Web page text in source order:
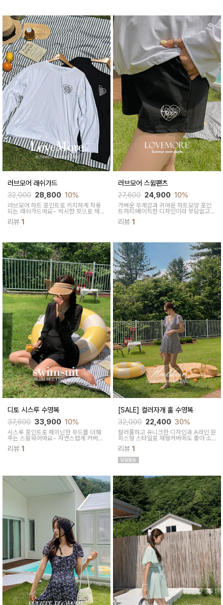
러브모어 래쉬가드
32,000 28,800 10%
러브모어 하트 포인트로 키치하게 착용
되는 래쉬가드예요~ 박시한 핏으로 체형
커버가 자연스러워요
리뷰 1
러브모어 스윔팬츠
27,600 24,900 10%
가벼운 무게감과 귀여운 하트모양 포인
트까지!베이직한 디자인이라 부담없고
사이즈폭이 넓어 누구나 입기좋아요!
리뷰 1
디토 시스루 수영복
37,600 33,900 10%
시스루 포인트로 페미닌한 무드를 더해
주는 스윔웨어예요~ 자연스럽게 커버되
면서 슬림한 바디라인을 선사해줘요
리뷰 1
[SALE] 컬러자개 훌 수영복
32,000 22,400 30%
컬러풀하고 유니크한 디자인과 A라인 원
피스형 스타일로 체형커버에도 좋아 소
장가치있는 스윔웨어예요~
리뷰 1